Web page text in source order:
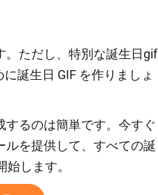
。ただし、特別な誕生日gif
誕生日 GIF を作りましょ
るのは簡単です。今すぐ
ルを提供して、すべての誕
します。